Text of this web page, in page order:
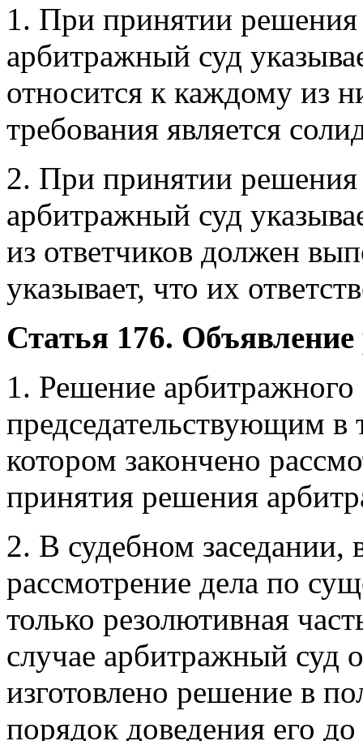
1. При принятии решения
арбитражный суд
относится к каждому из
требования является
2. При принятии решения
арбитражный суд
из ответчиков должен
указывает, что их
Статья 176.
1. Решение арбитражного
председательствующим в
котором закончено
принятия решения
2. В судебном заседании,
рассмотрение дела по
только резолютивная
случае арбитражный суд
изготовлено решение в
порядок доведения его